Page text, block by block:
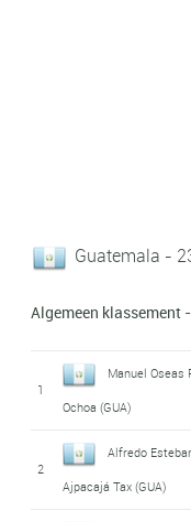
Guatemala -
Algemeen klassement
1
Manuel Oseas
Ochoa (GUA)
2
Alfredo
Ajpacajá Tax (GUA)